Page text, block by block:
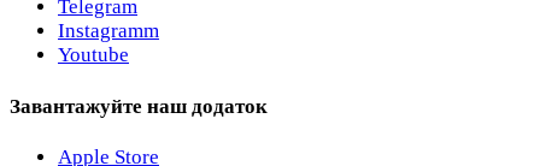
Telegram
Instagramm
Youtube
Завантажуйте наш додаток
Apple Store